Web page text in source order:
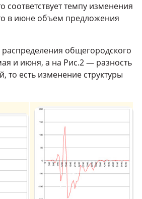
соответствует темпу изменения
в июне объем предложения
общегородского
и июня, а на Рис.2 — разность
то есть изменение структуры